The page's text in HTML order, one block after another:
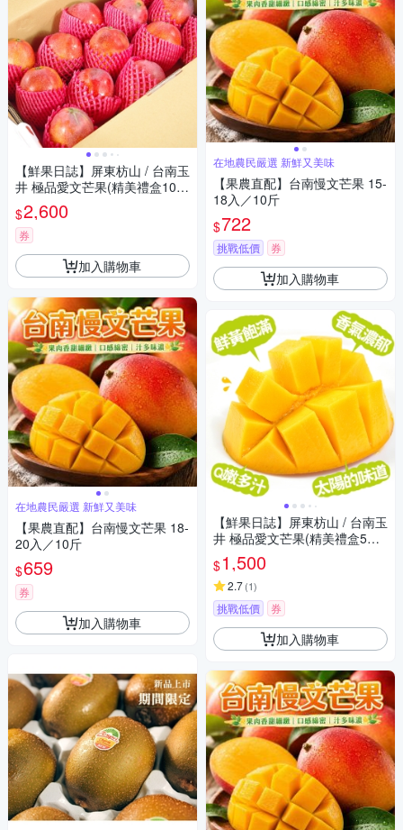
【鮮果日誌】屏東枋山 / 台南玉
井 極品愛文芒果(精美禮盒10台
斤)
$2,600
券
加入購物車
在地農民嚴選 新鮮又美味
【果農直配】台南慢文芒果 18-
20入／10斤
$659
券
加入購物車
在地農民嚴選 新鮮又美味
【果農直配】台南慢文芒果 15-
18入／10斤
$722
挑戰低價 券
加入購物車
【鮮果日誌】屏東枋山 / 台南玉
井 極品愛文芒果(精美禮盒5台
斤)
$1,500
2.7(1)
挑戰低價 券
加入購物車